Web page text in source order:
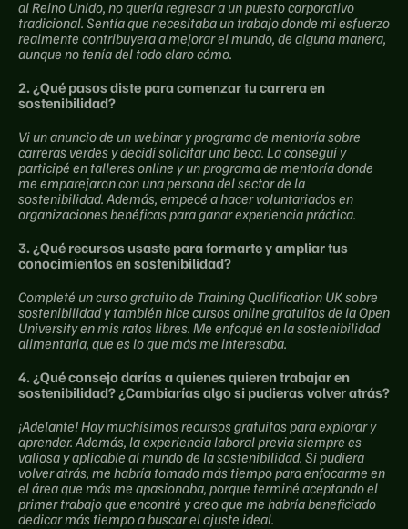
al Reino Unido, no quería regresar a un puesto corporativo
tradicional. Sentía que necesitaba un trabajo donde mi esfuerzo
realmente contribuyera a mejorar el mundo, de alguna manera,
aunque no tenía del todo claro cómo.
2. ¿Qué pasos diste para comenzar tu carrera en
sostenibilidad?
Vi un anuncio de un webinar y programa de mentoría sobre
carreras verdes y decidí solicitar una beca. La conseguí y
participé en talleres online y un programa de mentoría donde
me emparejaron con una persona del sector de la
sostenibilidad. Además, empecé a hacer voluntariados en
organizaciones benéficas para ganar experiencia práctica.
3. ¿Qué recursos usaste para formarte y ampliar tus
conocimientos en sostenibilidad?
Completé un curso gratuito de Training Qualification UK sobre
sostenibilidad y también hice cursos online gratuitos de la Open
University en mis ratos libres. Me enfoqué en la sostenibilidad
alimentaria, que es lo que más me interesaba.
4. ¿Qué consejo darías a quienes quieren trabajar en
sostenibilidad? ¿Cambiarías algo si pudieras volver atrás?
¡Adelante! Hay muchísimos recursos gratuitos para explorar y
aprender. Además, la experiencia laboral previa siempre es
valiosa y aplicable al mundo de la sostenibilidad. Si pudiera
volver atrás, me habría tomado más tiempo para enfocarme en
el área que más me apasionaba, porque terminé aceptando el
primer trabajo que encontré y creo que me habría beneficiado
dedicar más tiempo a buscar el ajuste ideal.